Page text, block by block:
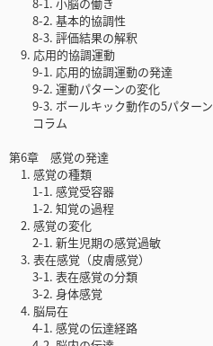
8-2. 基本的協調性
8-3. 評価結果の解釈
9. 応用的協調運動
9-1. 応用的協調運動の発達
9-2. 運動パターンの変化
9-3. ボールキック動作の5パターン
コラム
第6章 感覚の発達
1. 感覚の種類
1-1. 感覚受容器
1-2. 知覚の過程
2. 感覚の変化
2-1. 新生児期の感覚過敏
3. 表在感覚（皮膚感覚）
3-1. 表在感覚の分類
3-2. 身体感覚
4. 脳局在
4-1. 感覚の伝達経路